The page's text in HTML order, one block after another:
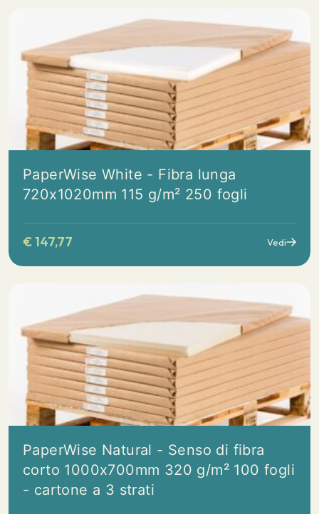
PaperWise White - Fibra lunga
720x1020mm 115 g/m² 250 fogli
€147,77 Vedi
PaperWise Natural - Senso di fibra
corto 1000x700mm 320 g/m² 100 fogli
- cartone a 3 strati